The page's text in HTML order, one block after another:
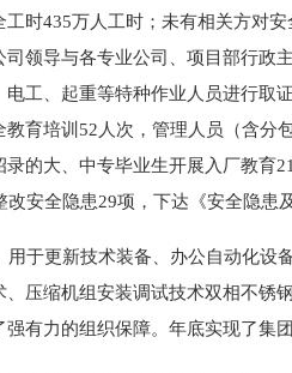
工时435万人工时；未有相关方对
司领导与各专业公司、项目部行政
电工、起重等特种作业人员进行取
教育培训52人次，管理人员（含分
录的大、中专毕业生开展入厂教育
改安全隐患29项，下达《安全隐
于更新技术装备、办公自动化设
、压缩机组安装调试技术双相不锈
强有力的组织保障。年底实现了集